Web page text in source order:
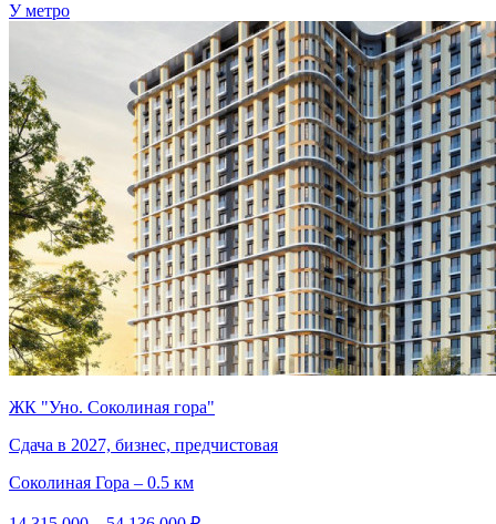
У метро
ЖК "Уно. Соколиная гора"
Сдача в 2027, бизнес, предчистовая
Соколиная Гора – 0.5 км